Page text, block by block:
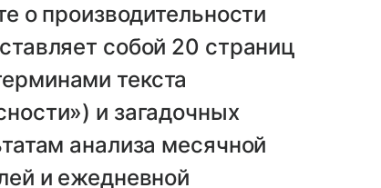
о производительности
собой 20 страниц
текста
и загадочных
анализа месячной
и ежедневной